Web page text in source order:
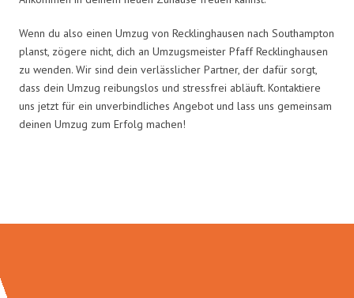
Wenn du also einen Umzug von Recklinghausen nach Southampton
planst, zögere nicht, dich an Umzugsmeister Pfaff Recklinghausen
zu wenden. Wir sind dein verlässlicher Partner, der dafür sorgt,
dass dein Umzug reibungslos und stressfrei abläuft. Kontaktiere
uns jetzt für ein unverbindliches Angebot und lass uns gemeinsam
deinen Umzug zum Erfolg machen!